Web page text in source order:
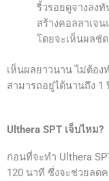
ริ้วรอยดูจางลง
สร้างคอลลาเจ
โดยจะเห็นผลชั
เห็นผลยาวนาน ไม่ต้อ
สามารถอยู่ได้นานถึง
Ulthera SPT เจ็บไหม?
ก่อนที่จะทำ Ulthera
120 นาที ซึ่งจะช่วยลด